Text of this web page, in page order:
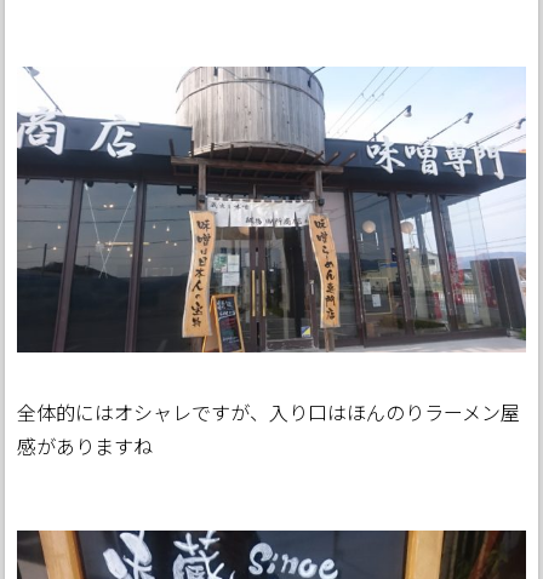
全体的にはオシャレですが、入り口はほんのりラーメン屋
感がありますね